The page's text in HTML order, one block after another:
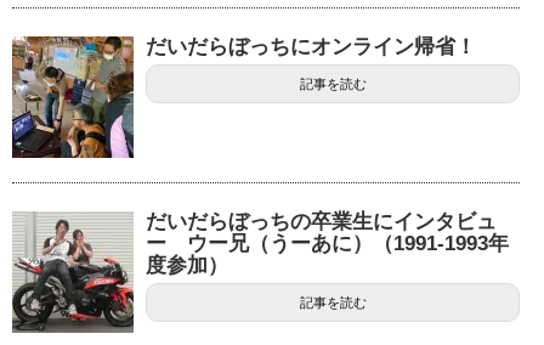
だいだらぼっちにオンライン帰省！
記事を読む
だいだらぼっちの卒業生にインタビュ
ー ウー兄（うーあに）（1991-1993年
度参加）
記事を読む